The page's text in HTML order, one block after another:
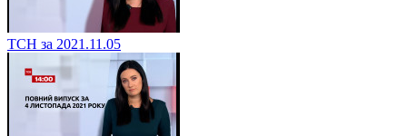
ТСН за 2021.11.05